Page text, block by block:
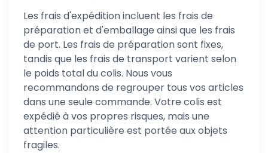
Les frais d'expédition incluent les frais de
préparation et d'emballage ainsi que les frais
de port. Les frais de préparation sont fixes,
tandis que les frais de transport varient selon
le poids total du colis. Nous vous
recommandons de regrouper tous vos articles
dans une seule commande. Votre colis est
expédié à vos propres risques, mais une
attention particulière est portée aux objets
fragiles.